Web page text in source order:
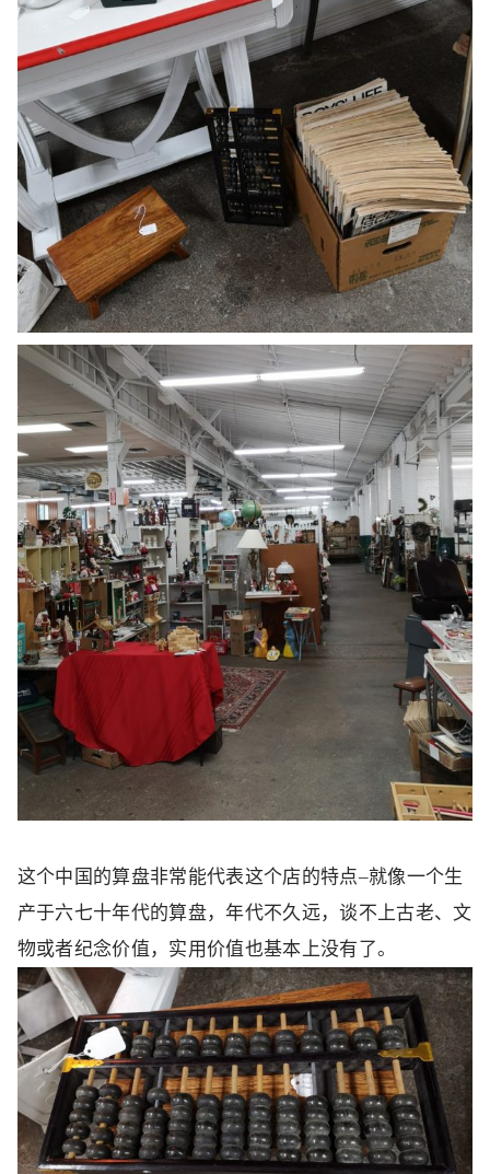
这个中国的算盘非常能代表这个店的特点–就像一个生
产于六七十年代的算盘，年代不久远，谈不上古老、文
物或者纪念价值，实用价值也基本上没有了。